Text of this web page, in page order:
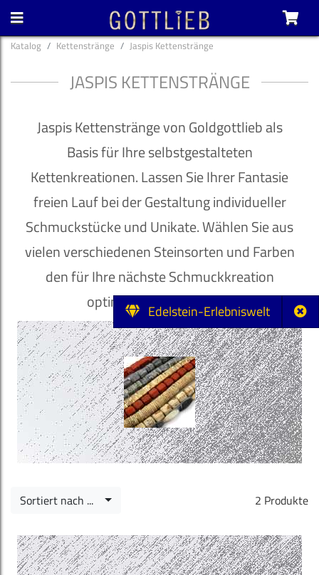
Edelstein-Erlebniswelt
Katalog Kettenstränge Jaspis Kettenstränge
JASPIS KETTENSTRÄNGE
Jaspis Kettenstränge von Goldgottlieb als
Basis für Ihre selbstgestalteten
Kettenkreationen. Lassen Sie Ihrer Fantasie
freien Lauf bei der Gestaltung individueller
Schmuckstücke und Unikate. Wählen Sie aus
vielen verschiedenen Steinsorten und Farben
den für Ihre nächste Schmuckkreation
optimalen Kettenstrang.
2 Produkte
Sortiert nach ...